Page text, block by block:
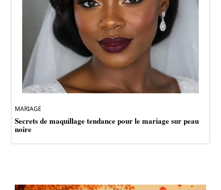
MARIAGE
Secrets de maquillage tendance pour le mariage sur peau
noire